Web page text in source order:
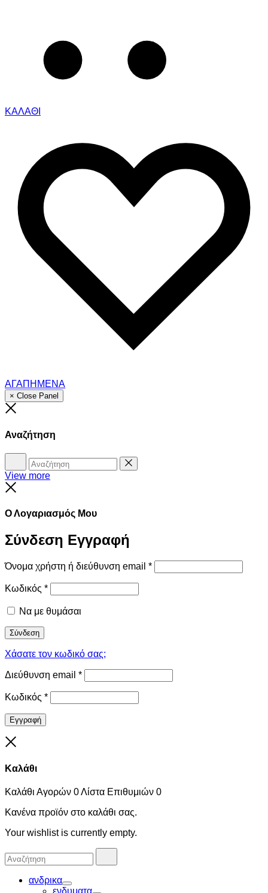
ΚΑΛΑΘΙ
ΑΓΑΠΗΜΕΝΑ
× Close Panel
Αναζήτηση
Αναζήτηση Reset
View more
Ο Λογαριασμός Μου
Σύνδεση Εγγραφή
Όνομα χρήστη ή διεύθυνση email *
Κωδικός *
Να με θυμάσαι
Σύνδεση
Χάσατε τον κωδικό σας;
Διεύθυνση email *
Κωδικός *
Εγγραφή
Καλάθι
Καλάθι Αγορών 0Λίστα Επιθυμιών 0
Κανένα προϊόν στο καλάθι σας.
Your wishlist is currently empty.
Αναζήτησα
για:
ανδρικα
Toggle
ενδυματα